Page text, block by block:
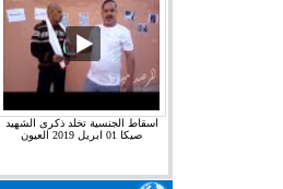
اسقاط الجنسية تخلد ذكرى الشهيد
صيكا 01 ابريل 2019 العيون